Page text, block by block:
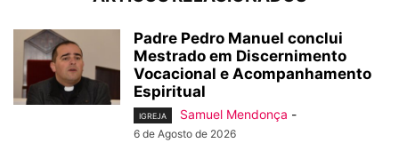
Padre Pedro Manuel conclui
Mestrado em Discernimento
Vocacional e Acompanhamento
Espiritual
IGREJA Samuel Mendonça -
6 de Agosto de 2026